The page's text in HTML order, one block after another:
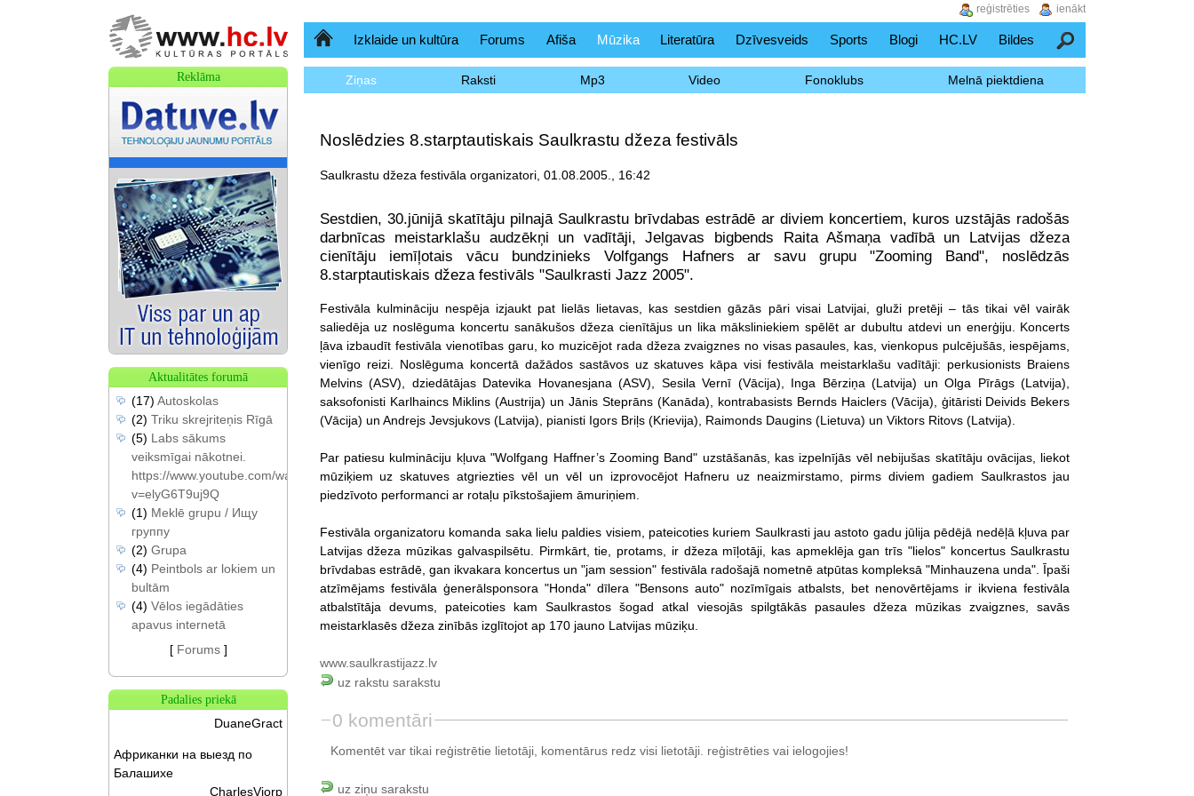
SākumlapaIzklaide un kultūra Forums Afiša Mūzika Literatūra Dzīvesveids Sports Blogi HC.LV Bildes Meklēšana
Ziņas Raksti Mp3 Video Fonoklubs Melnā piektdiena
Noslēdzies 8.starptautiskais Saulkrastu džeza festivāls
Saulkrastu džeza festivāla organizatori, 01.08.2005., 16:42
Sestdien, 30.jūnijā skatītāju pilnajā Saulkrastu brīvdabas estrādē ar diviem koncertiem, kuros uzstājās radošās
darbnīcas meistarklašu audzēkņi un vadītāji, Jelgavas bigbends Raita Ašmaņa vadībā un Latvijas džeza
cienītāju iemīļotais vācu bundzinieks Volfgangs Hafners ar savu grupu "Zooming Band", noslēdzās
8.starptautiskais džeza festivāls "Saulkrasti Jazz 2005".
Festivāla kulmināciju nespēja izjaukt pat lielās lietavas, kas sestdien gāzās pāri visai Latvijai, gluži pretēji – tās tikai vēl vairāk
saliedēja uz noslēguma koncertu sanākušos džeza cienītājus un lika māksliniekiem spēlēt ar dubultu atdevi un enerģiju. Koncerts
ļāva izbaudīt festivāla vienotības garu, ko muzicējot rada džeza zvaigznes no visas pasaules, kas, vienkopus pulcējušās, iespējams,
vienīgo reizi. Noslēguma koncertā dažādos sastāvos uz skatuves kāpa visi festivāla meistarklašu vadītāji: perkusionists Braiens
Melvins (ASV), dziedātājas Datevika Hovanesjana (ASV), Sesila Vernī (Vācija), Inga Bērziņa (Latvija) un Olga Pīrāgs (Latvija),
saksofonisti Karlhaincs Miklins (Austrija) un Jānis Steprāns (Kanāda), kontrabasists Bernds Haiclers (Vācija), ģitāristi Deivids Bekers
(Vācija) un Andrejs Jevsjukovs (Latvija), pianisti Igors Briļs (Krievija), Raimonds Daugins (Lietuva) un Viktors Ritovs (Latvija).
Par patiesu kulmināciju kļuva "Wolfgang Haffner’s Zooming Band" uzstāšanās, kas izpelnījās vēl nebijušas skatītāju ovācijas, liekot
mūziķiem uz skatuves atgriezties vēl un vēl un izprovocējot Hafneru uz neaizmirstamo, pirms diviem gadiem Saulkrastos jau
piedzīvoto performanci ar rotaļu pīkstošajiem āmuriņiem.
Festivāla organizatoru komanda saka lielu paldies visiem, pateicoties kuriem Saulkrasti jau astoto gadu jūlija pēdējā nedēļā kļuva par
Latvijas džeza mūzikas galvaspilsētu. Pirmkārt, tie, protams, ir džeza mīļotāji, kas apmeklēja gan trīs "lielos" koncertus Saulkrastu
brīvdabas estrādē, gan ikvakara koncertus un "jam session" festivāla radošajā nometnē atpūtas kompleksā "Minhauzena unda". Īpaši
atzīmējams festivāla ģenerālsponsora "Honda" dīlera "Bensons auto" nozīmīgais atbalsts, bet nenovērtējams ir ikviena festivāla
atbalstītāja devums, pateicoties kam Saulkrastos šogad atkal viesojās spilgtākās pasaules džeza mūzikas zvaigznes, savās
meistarklasēs džeza zinībās izglītojot ap 170 jauno Latvijas mūziķu.
www.saulkrastijazz.lv
uz rakstu sarakstu
0 komentāri
Komentēt var tikai reģistrētie lietotāji, komentārus redz visi lietotāji. reģistrētiesvai ielogojies!
uz ziņu sarakstu
Reklāma
Aktualitātes forumā
(17) Autoskolas
(2) Triku skrejriteņis Rīgā
(5) Labs sākums
veiksmīgai nākotnei.
https://www.youtube.com/watch?
v=elyG6T9uj9Q
(1) Meklē grupu / Ищу
группу
(2) Grupa
(4) Peintbols ar lokiem un
bultām
(4) Vēlos iegādāties
apavus internetā
[ Forums]
Padalies priekā
DuaneGract
Африканки на выезд по
Балашихе
CharlesViorp
ienākt
reģistrēties